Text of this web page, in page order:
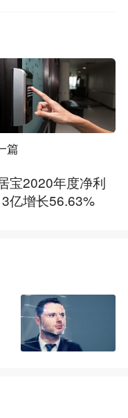
篇
宝2020年度净利
亿增长56.63%